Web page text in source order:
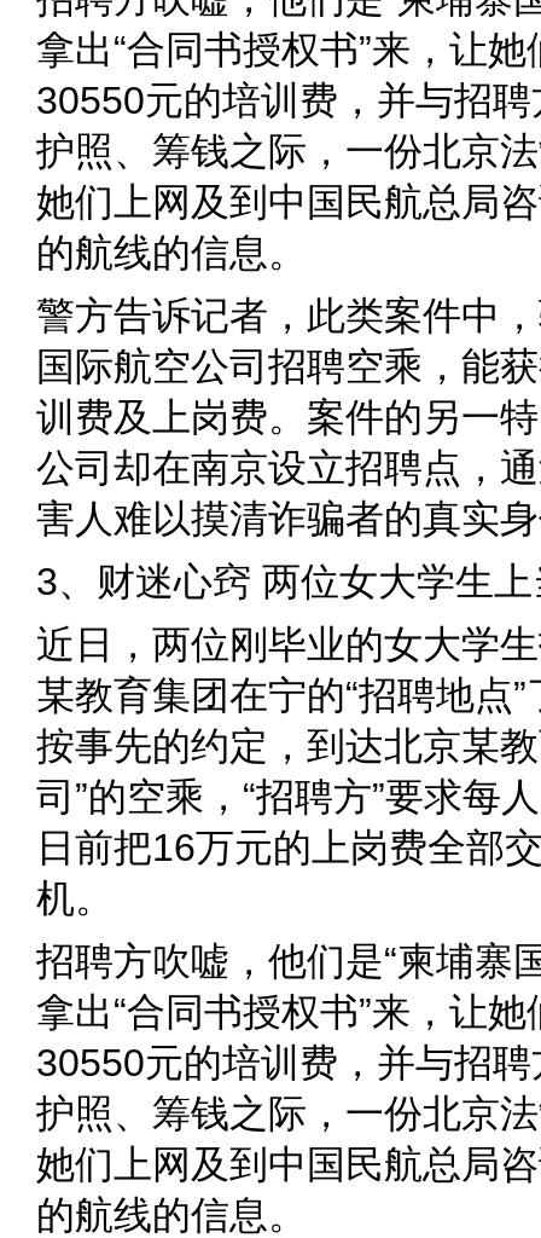
拿出“合同书授权书”来，让
30550元的培训费，并与招
护照、筹钱之际，一份北京
她们上网及到中国民航总局
的航线的信息。
警方告诉记者，此类案件中
国际航空公司招聘空乘，能
训费及上岗费。案件的另一
公司却在南京设立招聘点，
害人难以摸清诈骗者的真实
3、财迷心窍 两位女大学生
近日，两位刚毕业的女大学
某教育集团在宁的“招聘地点
按事先的约定，到达北京某
司”的空乘，“招聘方”要求每
日前把16万元的上岗费全部
机。
招聘方吹嘘，他们是“柬埔寨
拿出“合同书授权书”来，让
30550元的培训费，并与招
护照、筹钱之际，一份北京
她们上网及到中国民航总局
的航线的信息。